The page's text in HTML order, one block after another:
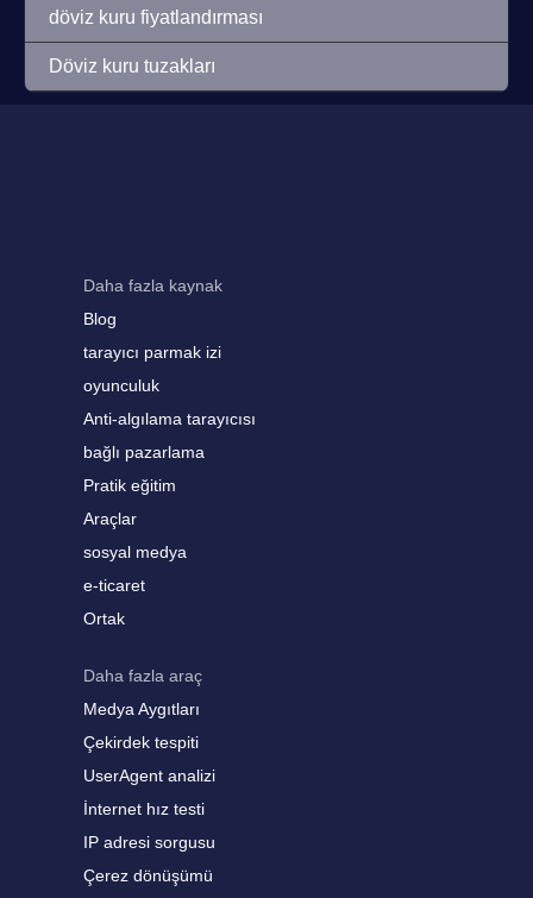
döviz kuru fiyatlandırması
Döviz kuru tuzakları
Daha fazla kaynak
Blog
tarayıcı parmak izi
oyunculuk
Anti-algılama tarayıcısı
bağlı pazarlama
Pratik eğitim
Araçlar
sosyal medya
e-ticaret
Ortak
Daha fazla araç
Medya Aygıtları
Çekirdek tespiti
UserAgent analizi
İnternet hız testi
IP adresi sorgusu
Çerez dönüşümü